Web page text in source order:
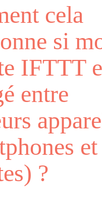
cela
si
IFTTT
entre
et
?